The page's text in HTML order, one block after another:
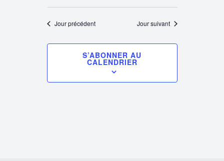
Jour précédent Jour suivant
S’ABONNER AU
CALENDRIER